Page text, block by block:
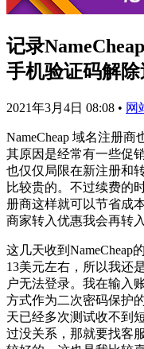
记录
手机验证码解
2021年3月4日 08:08 • 网
NameCheap 域名注册
其原因是经常有一些促
也仅仅局限在新注册和
比较贵的。不过续费的
册商这样就可以节省成
商家转入优惠我会再转入
这几天收到NameCheap
13美元左右，所以我还
户无法登录。我在输入
方式作为二次密码保护
天已经多次测试收不到
过没关系，那就要找客